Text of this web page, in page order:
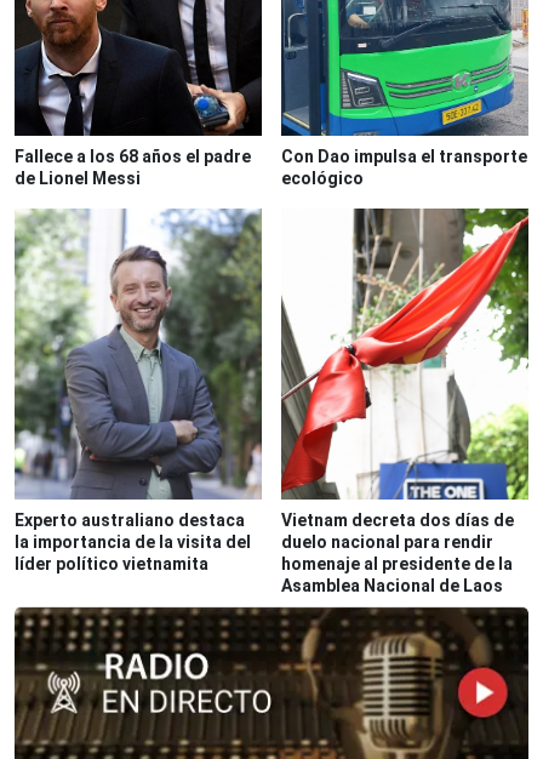
Fallece a los 68 años el padre
de Lionel Messi
Con Dao impulsa el transporte
ecológico
Experto australiano destaca
la importancia de la visita del
líder político vietnamita
Vietnam decreta dos días de
duelo nacional para rendir
homenaje al presidente de la
Asamblea Nacional de Laos